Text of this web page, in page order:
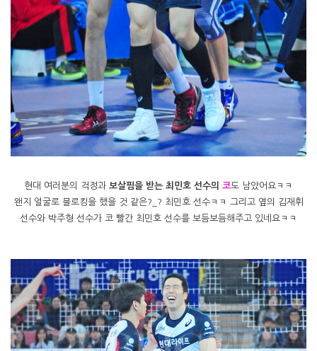
현대 여러분의 걱정과 보살핌을 받는 최민호 선수의 코 도 남았어요ㅋㅋ
왠지 얼굴로 블로킹을 했을 것 같은?_? 최민호 선수ㅋㅋ 그리고 옆의 김재휘
선수와 박주형 선수가 코 빨간 최민호 선수를 보듬보듬해주고 있네요ㅋㅋ